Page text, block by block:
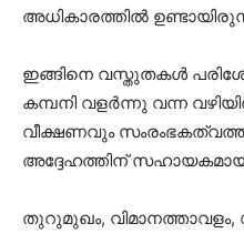
അധികാരത്തില്‍
ഇങ്ങിനെ വസ്തുതകള്‍
കമ്പനി വളര്‍ന്നു വന്ന
വീക്ഷണവും
അദ്ദേഹത്തിന്
തുറുമുഖം, വിമാനത്താവളം,